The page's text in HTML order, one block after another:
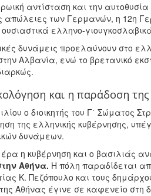
αντίσταση και την
απώλειες των Γερμανών, η 12η
ελληνο-
δυνάμεις προελαύνουν στο
Αλβανία, ενώ το βρετανικό
και η παράδοση
ο διοικητής του Γ΄ Σώματος
της ελληνικής κυβέρνησης,
δυνάμεων.
η κυβέρνηση και ο βασιλιάς
Αθήνα. Η πόλη παραδίδεται
Κ. Πεζόπουλο και τους
Αθήνας έγινε σε καφενείο στη